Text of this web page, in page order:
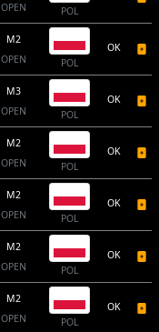
OPEN
POL
M2
OPEN
POL
OK
M3
OPEN
POL
OK
M2
OPEN
POL
OK
M2
OPEN
POL
OK
M2
OPEN
POL
OK
M2
OPEN
POL
OK